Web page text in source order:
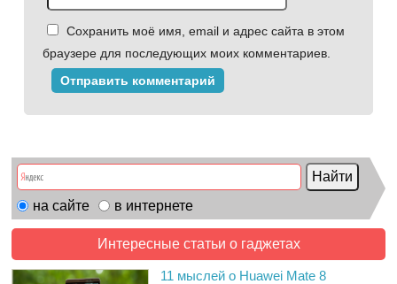
Сохранить моё имя, email и адрес сайта в этом
браузере для последующих моих комментариев.
на сайте в интернете
Интересные статьи о гаджетах
11 мыслей о Huawei Mate 8